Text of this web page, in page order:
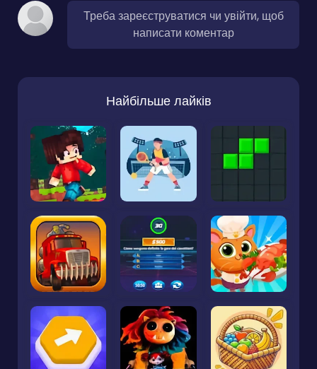
Треба зареєструватися чи увійти, щоб
написати коментар
Найбільше лайків